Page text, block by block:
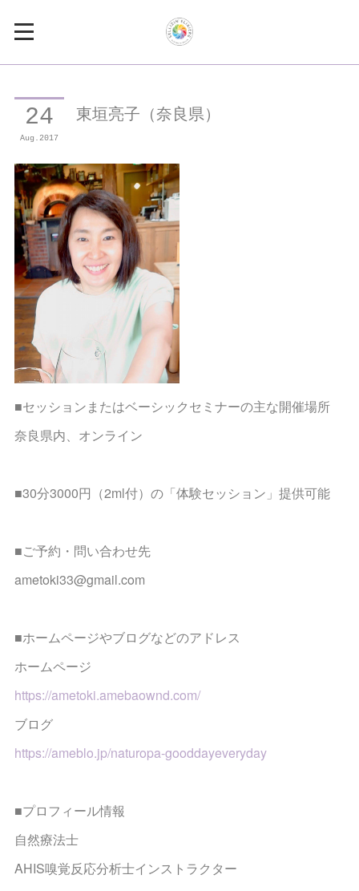
24
Aug 2017
東垣亮子（奈良県）
■セッションまたはベーシックセミナーの主な開催場所
奈良県内、オンライン
■30分3000円（2ml付）の「体験セッション」提供可能
■ご予約・問い合わせ先
ametoki33@gmail.com
■ホームページやブログなどのアドレス
ホームページ
https://ametoki.amebaownd.com/
ブログ
https://ameblo.jp/naturopa-gooddayeveryday
■プロフィール情報
自然療法士
AHIS嗅覚反応分析士インストラクター